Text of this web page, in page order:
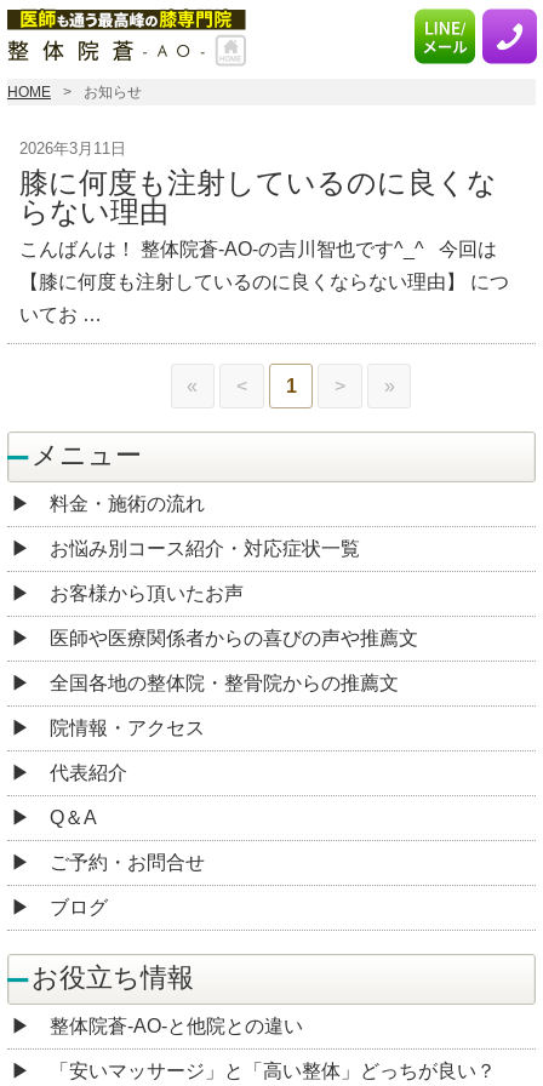
HOME お知らせ
2026年3月11日
膝に何度も注射しているのに良くな
らない理由
こんばんは！ 整体院蒼-AO-の吉川智也です^_^ 今回は
【膝に何度も注射しているのに良くならない理由】 につ
いてお …
« < 1 > »
メニュー
料金・施術の流れ
お悩み別コース紹介・対応症状一覧
お客様から頂いたお声
医師や医療関係者からの喜びの声や推薦文
全国各地の整体院・整骨院からの推薦文
院情報・アクセス
代表紹介
Q＆A
ご予約・お問合せ
ブログ
お役立ち情報
整体院蒼-AO-と他院との違い
「安いマッサージ」と「高い整体」どっちが良い？